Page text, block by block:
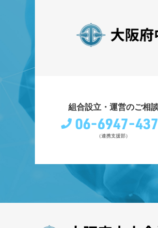
組合設立・運営のご相
06-6947-
（連携支援部）